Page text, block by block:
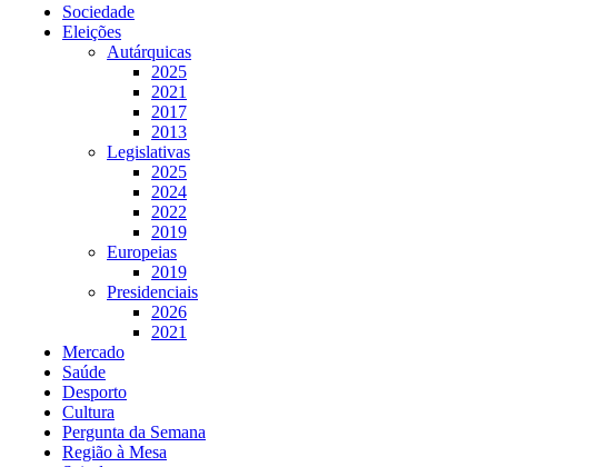
Sociedade
Eleições
Autárquicas
2025
2021
2017
2013
Legislativas
2025
2024
2022
2019
Europeias
2019
Presidenciais
2026
2021
Mercado
Saúde
Desporto
Cultura
Pergunta da Semana
Região à Mesa